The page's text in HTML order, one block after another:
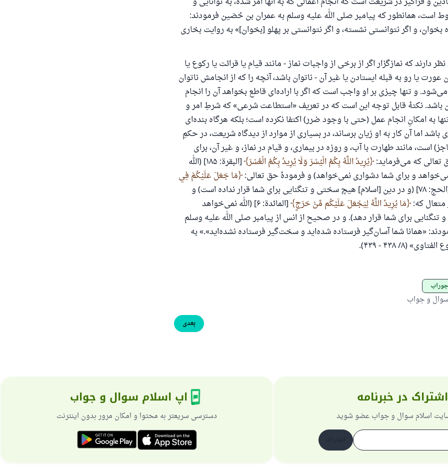
است، همانطور که پیامبر صلی الله علیه وسلم به عمران بن حُصَین فرمودند:
بخوان، و اگر نتوانستی نشسته، و اگر نتوانستی بر پهلو [بخوان]» به روایت بخاری
دارند که نمازگزار اگر از برخی از واجبات نماز - مانند قیام یا قرائت یا رکوع یا
یا رو به قبله ایستادن یا غیر آن - ناتوان باشد، آنچه را که از انجامش ناتوان
و تنها چیزی بر او واجب است که اگر با اراده‌ای قاطع بخواهد آن را انجام
باشد. نکتهٔ قابل توجه این است که در تعریف «استطاعت شرعی» که شرطِ امر و
به امکانِ انجام عمل (حتی با وجود ضرر) اکتفا نکرده است؛ بلکه هرگاه بنده‌ای
باشد اما آن کار به او زیان برساند، در بسیاری از موارد از دیدگاه شریعت، در حکمِ
است، مانند طهارت با آب، و روزه در بیماری، و قیام در نماز، و غیر آن، برای
که می‌فرماید: يُرِيدُ اللَّهُ بِكُمُ الْيُسْرَ وَلَا يُرِيدُ بِكُمُ الْعُسْرَ
[البقرة: ۱۸۵] (الله
و برای شما دشواری نمی‌خواهد) و فرمودهٔ حق تعالی: مَا جَعَلَ عَلَيْكُمْ فِي
[الحج: ۷۸] (و در دین [اسلام] هیچ سختی و تنگنایی برای شما قرار نداده است) و
متعال که: مَا يُرِيدُ اللَّهُ لِيَجْعَلَ عَلَيْكُم مِّنْ حَرَجٍ
[المائدة: ۶] (الله نمی‌خواهد
برای شما قرار دهد). و در صحیح از انس از پیامبر صلی الله علیه وسلم
«همانا شما آسان‌گیر فرستاده شده‌اید و سخت‌گیر فرستاده نشده‌اید».» به
(۸/ ۴۳۸ - ۴۳۹).
و جواب
بعدی
اشتراک در خبرنامه
سایت اسلام سوال و جواب عضو شوید
اپ اسلام سوال و جواب
دسترسی سریعتر به محتوا و امکان مرور بدون اینترنت